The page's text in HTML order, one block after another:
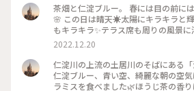
ト』 をいただきました かぶせ茶とほ
来ます 自家製茶団子や黒豆、ほうじ
ど、トッピングも豪華✨ 他にも茶畑
提供しているので次はそちらにも挑
知県 #仁淀川町 #仁淀川 #茶畑パフェ
茶畑と仁淀ブルー。 春には目の前に
🌸 この日は晴天☀️太陽にキラキラと
もキラキラ✨テラス席も周りの風景
す。ほうじ茶ティラミスはテイクア
んまる茶器に入ってるのが可愛くて
ァンタジーの世界 #Myことりっぷ
うじ茶ティラミス #仁淀ブルー
2022.12.20
仁淀川の上流の土居川のそばにある「
仁淀ブルー、青い空、綺麗な朝の空
ラミスを食べました🌿ほうじ茶の香